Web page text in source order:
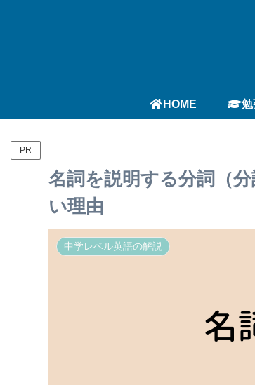
HOME
PR
名詞を説明する分詞（
い理由
中学レベル英語の解説